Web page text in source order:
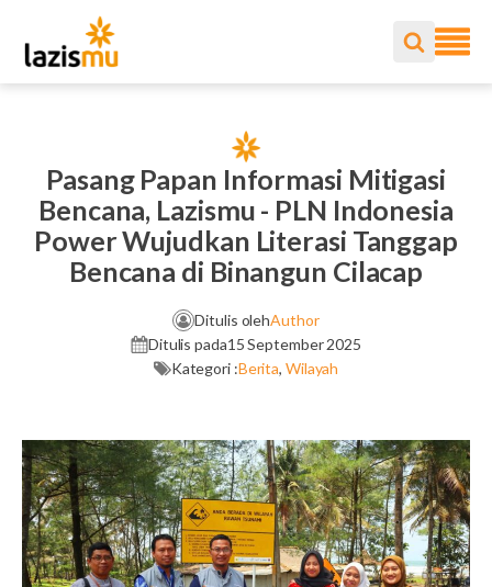
Pasang Papan Informasi Mitigasi
Bencana, Lazismu - PLN Indonesia
Power Wujudkan Literasi Tanggap
Bencana di Binangun Cilacap
Ditulis olehAuthor
Ditulis pada15 September 2025
Kategori :Berita, Wilayah